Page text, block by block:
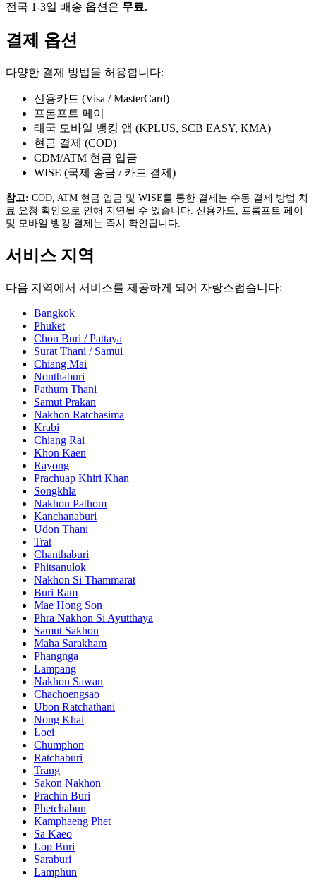
전국 1-3일 배송 옵션은 무료.
결제 옵션
다양한 결제 방법을 허용합니다:
신용카드 (Visa / MasterCard)
프롬프트 페이
태국 모바일 뱅킹 앱 (KPLUS, SCB EASY, KMA)
현금 결제 (COD)
CDM/ATM 현금 입금
WISE (국제 송금 / 카드 결제)
참고: COD, ATM 현금 입금 및 WISE를 통한 결제는 수동 결제 방법 치
료 요청 확인으로 인해 지연될 수 있습니다. 신용카드, 프롬프트 페이
및 모바일 뱅킹 결제는 즉시 확인됩니다.
서비스 지역
다음 지역에서 서비스를 제공하게 되어 자랑스럽습니다:
Bangkok
Phuket
Chon Buri / Pattaya
Surat Thani / Samui
Chiang Mai
Nonthaburi
Pathum Thani
Samut Prakan
Nakhon Ratchasima
Krabi
Chiang Rai
Khon Kaen
Rayong
Prachuap Khiri Khan
Songkhla
Nakhon Pathom
Kanchanaburi
Udon Thani
Trat
Chanthaburi
Phitsanulok
Nakhon Si Thammarat
Buri Ram
Mae Hong Son
Phra Nakhon Si Ayutthaya
Samut Sakhon
Maha Sarakham
Phangnga
Lampang
Nakhon Sawan
Chachoengsao
Ubon Ratchathani
Nong Khai
Loei
Chumphon
Ratchaburi
Trang
Sakon Nakhon
Prachin Buri
Phetchabun
Kamphaeng Phet
Sa Kaeo
Lop Buri
Saraburi
Lamphun